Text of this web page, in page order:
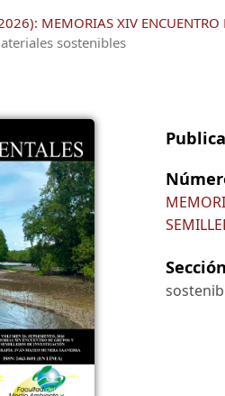
MEMORIAS XIV ENCUENTRO
sostenibles